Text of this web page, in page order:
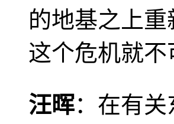
的地基之上
这个危机就
汪晖：在有